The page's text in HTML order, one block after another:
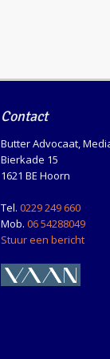
Contact
Butter Advocaat,
Bierkade 15
1621 BE Hoorn
Tel. 0229 249 660
Mob. 06 54288049
Stuur een bericht